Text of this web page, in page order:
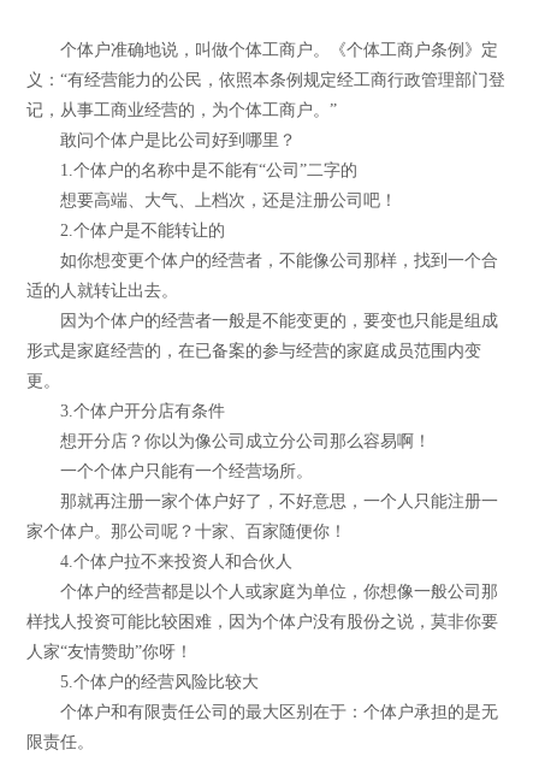
个体户准确地说，叫做个体工商户。《个体工商户条例》定
义：“有经营能力的公民，依照本条例规定经工商行政管理部门登
记，从事工商业经营的，为个体工商户。”
敢问个体户是比公司好到哪里？
1.个体户的名称中是不能有“公司”二字的
想要高端、大气、上档次，还是注册公司吧！
2.个体户是不能转让的
如你想变更个体户的经营者，不能像公司那样，找到一个合
适的人就转让出去。
因为个体户的经营者一般是不能变更的，要变也只能是组成
形式是家庭经营的，在已备案的参与经营的家庭成员范围内变
更。
3.个体户开分店有条件
想开分店？你以为像公司成立分公司那么容易啊！
一个个体户只能有一个经营场所。
那就再注册一家个体户好了，不好意思，一个人只能注册一
家个体户。那公司呢？十家、百家随便你！
4.个体户拉不来投资人和合伙人
个体户的经营都是以个人或家庭为单位，你想像一般公司那
样找人投资可能比较困难，因为个体户没有股份之说，莫非你要
人家“友情赞助”你呀！
5.个体户的经营风险比较大
个体户和有限责任公司的最大区别在于：个体户承担的是无
限责任。